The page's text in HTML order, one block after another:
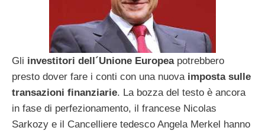
Gli investitori dell´Unione Europeapotrebbero
presto dover fare i conti con una nuova imposta sulle
transazioni finanziarie. La bozza del testo è ancora
in fase di perfezionamento, il francese Nicolas
Sarkozy e il Cancelliere tedesco Angela Merkel hanno